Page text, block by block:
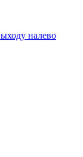
налево